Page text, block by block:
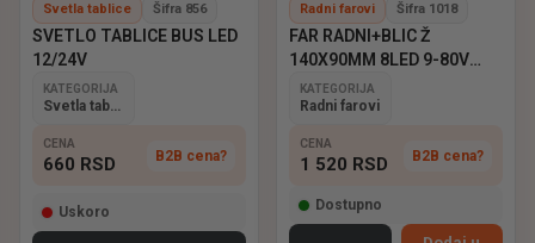
Svetla tablice Šifra 856
SVETLO TABLICE BUS LED
12/24V
KATEGORIJA
Svetla tablice
CENA
660 RSD B2B cena?
Uskoro
Radni farovi Šifra 1018
FAR RADNI+BLIC Ž
140X90MM 8LED 9-80V
EMARK
KATEGORIJA
Radni farovi
CENA
1 520 RSD B2B cena?
Dostupno